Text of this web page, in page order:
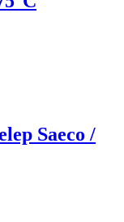
Saeco /